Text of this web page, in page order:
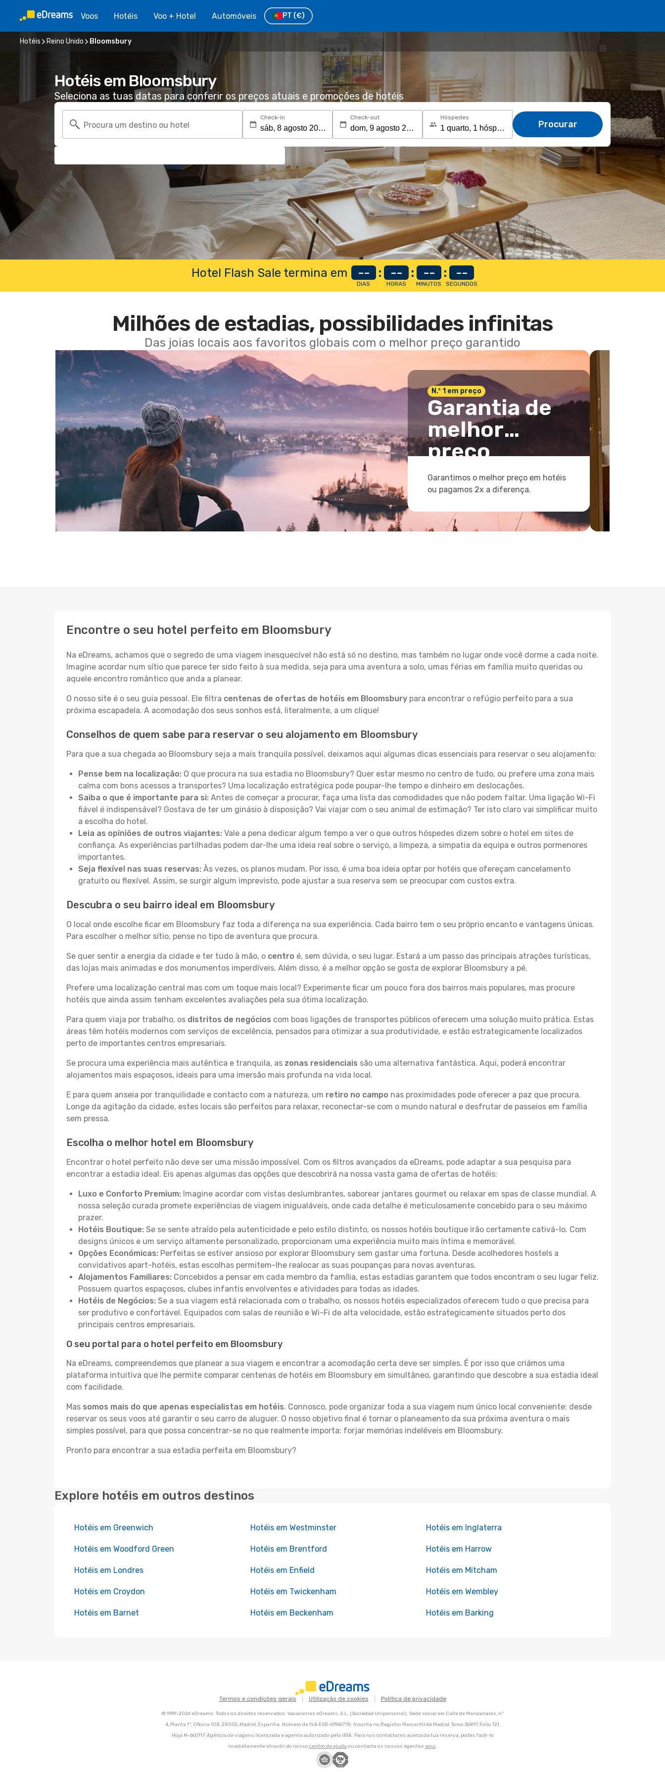
Voos Hotéis Voo + Hotel Automóveis PT (€)
Hotéis Reino Unido Bloomsbury
Hotéis em Bloomsbury
Seleciona as tuas datas para conferir os preços atuais e promoções de hotéis
Procura um destino ou hotel
Check-in Check-out Hóspedes
Procurar
Hotel Flash Sale termina em --
DIAS
: --
HORAS
: --
MINUTOS
: --
SEGUNDOS
Milhões de estadias, possibilidades infinitas
Das joias locais aos favoritos globais com o melhor preço garantido
N.º 1 em preço
Garantia de
melhor
preço
Garantimos o melhor preço em hotéis
ou pagamos 2x a diferença.
Encontre o seu hotel perfeito em Bloomsbury
Na eDreams, achamos que o segredo de uma viagem inesquecível não está só no destino, mas também no lugar onde você dorme a cada noite.
Imagine acordar num sítio que parece ter sido feito à sua medida, seja para uma aventura a solo, umas férias em família muito queridas ou
aquele encontro romântico que anda a planear.
O nosso site é o seu guia pessoal. Ele filtra centenas de ofertas de hotéis em Bloomsbury para encontrar o refúgio perfeito para a sua
próxima escapadela. A acomodação dos seus sonhos está, literalmente, a um clique!
Conselhos de quem sabe para reservar o seu alojamento em Bloomsbury
Para que a sua chegada ao Bloomsbury seja a mais tranquila possível, deixamos aqui algumas dicas essenciais para reservar o seu alojamento:
Pense bem na localização: O que procura na sua estadia no Bloomsbury? Quer estar mesmo no centro de tudo, ou prefere uma zona mais
calma com bons acessos a transportes? Uma localização estratégica pode poupar-lhe tempo e dinheiro em deslocações.
Saiba o que é importante para si: Antes de começar a procurar, faça uma lista das comodidades que não podem faltar. Uma ligação Wi-Fi
fiável é indispensável? Gostava de ter um ginásio à disposição? Vai viajar com o seu animal de estimação? Ter isto claro vai simplificar muito
a escolha do hotel.
Leia as opiniões de outros viajantes: Vale a pena dedicar algum tempo a ver o que outros hóspedes dizem sobre o hotel em sites de
confiança. As experiências partilhadas podem dar-lhe uma ideia real sobre o serviço, a limpeza, a simpatia da equipa e outros pormenores
importantes.
Seja flexível nas suas reservas: Às vezes, os planos mudam. Por isso, é uma boa ideia optar por hotéis que ofereçam cancelamento
gratuito ou flexível. Assim, se surgir algum imprevisto, pode ajustar a sua reserva sem se preocupar com custos extra.
Descubra o seu bairro ideal em Bloomsbury
O local onde escolhe ficar em Bloomsbury faz toda a diferença na sua experiência. Cada bairro tem o seu próprio encanto e vantagens únicas.
Para escolher o melhor sítio, pense no tipo de aventura que procura.
Se quer sentir a energia da cidade e ter tudo à mão, o centro é, sem dúvida, o seu lugar. Estará a um passo das principais atrações turísticas,
das lojas mais animadas e dos monumentos imperdíveis. Além disso, é a melhor opção se gosta de explorar Bloomsbury a pé.
Prefere uma localização central mas com um toque mais local? Experimente ficar um pouco fora dos bairros mais populares, mas procure
hotéis que ainda assim tenham excelentes avaliações pela sua ótima localização.
Para quem viaja por trabalho, os distritos de negócios com boas ligações de transportes públicos oferecem uma solução muito prática. Estas
áreas têm hotéis modernos com serviços de excelência, pensados para otimizar a sua produtividade, e estão estrategicamente localizados
perto de importantes centros empresariais.
Se procura uma experiência mais autêntica e tranquila, as zonas residenciais são uma alternativa fantástica. Aqui, poderá encontrar
alojamentos mais espaçosos, ideais para uma imersão mais profunda na vida local.
E para quem anseia por tranquilidade e contacto com a natureza, um retiro no campo nas proximidades pode oferecer a paz que procura.
Longe da agitação da cidade, estes locais são perfeitos para relaxar, reconectar-se com o mundo natural e desfrutar de passeios em família
sem pressa.
Escolha o melhor hotel em Bloomsbury
Encontrar o hotel perfeito não deve ser uma missão impossível. Com os filtros avançados da eDreams, pode adaptar a sua pesquisa para
encontrar a estadia ideal. Eis apenas algumas das opções que descobrirá na nossa vasta gama de ofertas de hotéis:
Luxo e Conforto Premium: Imagine acordar com vistas deslumbrantes, saborear jantares gourmet ou relaxar em spas de classe mundial. A
nossa seleção curada promete experiências de viagem inigualáveis, onde cada detalhe é meticulosamente concebido para o seu máximo
prazer.
Hotéis Boutique: Se se sente atraído pela autenticidade e pelo estilo distinto, os nossos hotéis boutique irão certamente cativá-lo. Com
designs únicos e um serviço altamente personalizado, proporcionam uma experiência muito mais íntima e memorável.
Opções Económicas: Perfeitas se estiver ansioso por explorar Bloomsbury sem gastar uma fortuna. Desde acolhedores hostels a
convidativos apart-hotéis, estas escolhas permitem-lhe realocar as suas poupanças para novas aventuras.
Alojamentos Familiares: Concebidos a pensar em cada membro da família, estas estadias garantem que todos encontram o seu lugar feliz.
Possuem quartos espaçosos, clubes infantis envolventes e atividades para todas as idades.
Hotéis de Negócios: Se a sua viagem está relacionada com o trabalho, os nossos hotéis especializados oferecem tudo o que precisa para
ser produtivo e confortável. Equipados com salas de reunião e Wi-Fi de alta velocidade, estão estrategicamente situados perto dos
principais centros empresariais.
O seu portal para o hotel perfeito em Bloomsbury
Na eDreams, compreendemos que planear a sua viagem e encontrar a acomodação certa deve ser simples. É por isso que criámos uma
plataforma intuitiva que lhe permite comparar centenas de hotéis em Bloomsbury em simultâneo, garantindo que descobre a sua estadia ideal
com facilidade.
Mas somos mais do que apenas especialistas em hotéis. Connosco, pode organizar toda a sua viagem num único local conveniente: desde
reservar os seus voos até garantir o seu carro de aluguer. O nosso objetivo final é tornar o planeamento da sua próxima aventura o mais
simples possível, para que possa concentrar-se no que realmente importa: forjar memórias indeléveis em Bloomsbury.
Pronto para encontrar a sua estadia perfeita em Bloomsbury?
Explore hotéis em outros destinos
Hotéis em Greenwich Hotéis em Westminster Hotéis em Inglaterra
Hotéis em Woodford Green Hotéis em Brentford Hotéis em Harrow
Hotéis em Londres Hotéis em Enfield Hotéis em Mitcham
Hotéis em Croydon Hotéis em Twickenham Hotéis em Wembley
Hotéis em Barnet Hotéis em Beckenham Hotéis em Barking
Termos e condições gerais Utilização de cookies Política de privacidade
© 1999-2026 eDreams. Todos os direitos reservados. Vacaciones eDreams, S.L. (Sociedad Unipersonal). Sede social em Calle de Manzanares, nº
4, Planta 1ª, Oficina 108, 28005, Madrid, Espanha. Número de IVA ESB-61965778. Inscrita no Registro Mercantil de Madrid, Tomo 36897, Folio 121,
Hoja M-660117. Agência de viagens licenciada e agente autorizado pela IATA. Para nos contactares acerca da tua reserva, podes fazê-lo
imediatamente através do nosso centro de ajuda ou contacta os nossos agentes aqui.